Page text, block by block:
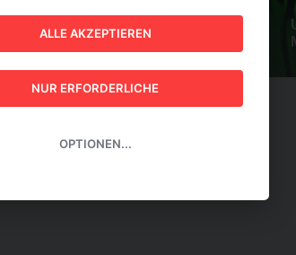
GUIDES - AUTOMATION
GUIDE 2026
ALLE AKZEPTIEREN
NUR ERFORDERLICHE
OPTIONEN...